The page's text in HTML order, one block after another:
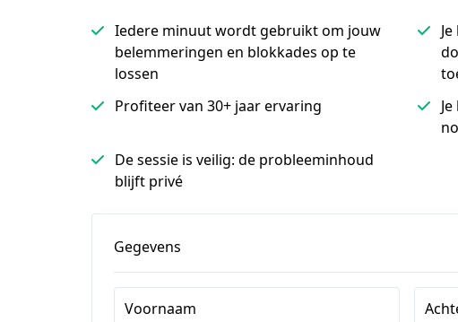
Iedere minuut wordt gebruikt om jouw
belemmeringen en blokkades op te
lossen
Profiteer van 30+ jaar ervaring
De sessie is veilig: de probleeminhoud
blijft privé
Gegevens
Voornaam